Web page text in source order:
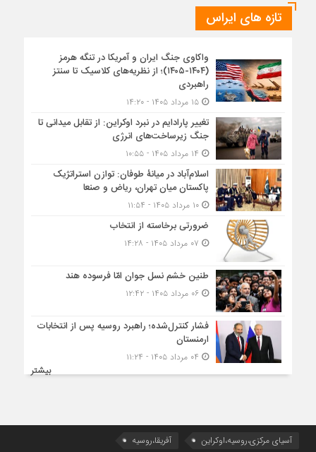
تازه های ایراس
واکاوی جنگ ایران و آمریکا در تنگه هرمز
(۱۴۰۴-۱۴۰۵)؛ از نظریه‌های کلاسیک تا سنتز
راهبردی
۱۵ مرداد ۱۴۰۵ - ۱۴:۲۰
تغییر پارادایم در نبرد اوکراین: از تقابل میدانی تا
جنگ زیرساخت‌های انرژی
اسلام‌آباد در میانۀ طوفان: توازن استراتژیک
پاکستان میان تهران، ریاض و صنعا
۱۰ مرداد ۱۴۰۵ - ۱۱:۵۴
ضرورتی برخاسته از انتخاب
طنین خشم نسل جوان امّا فرسوده هند
۰۶ مرداد ۱۴۰۵ - ۱۲:۴۲
فشار کنترل‌شده؛ راهبرد روسیه پس از انتخابات
ارمنستان
بیشتر
آسیای مرکزی،روسیه،اوکراین
آفریقا،روسیه